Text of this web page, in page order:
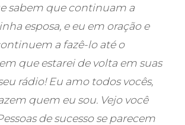
sabem que continuam a
esposa, e eu em oração e
a fazê-lo até o
que estarei de volta em suas
rádio! Eu amo todos vocês,
quem eu sou. Vejo você
de sucesso se parecem